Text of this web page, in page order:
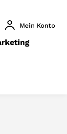
Mein Konto